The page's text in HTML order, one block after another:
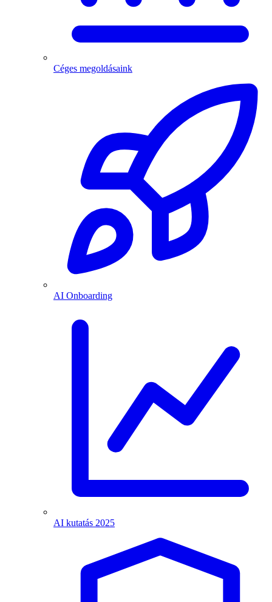
Céges megoldásaink
AI Onboarding
AI kutatás 2025